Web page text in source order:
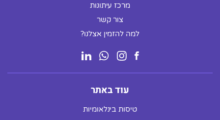
מרכז עיתונות
צור קשר
למה להזמין אצלנו?
עוד באתר
טיסות בינלאומיות